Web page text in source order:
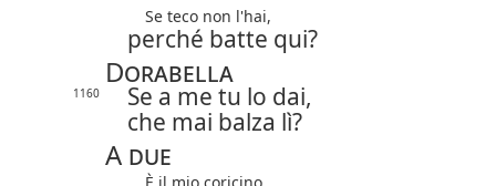
Se teco non l'hai,
perché batte qui?
Dorabella
1160
Se a me tu lo dai,
che mai balza lì?
A due